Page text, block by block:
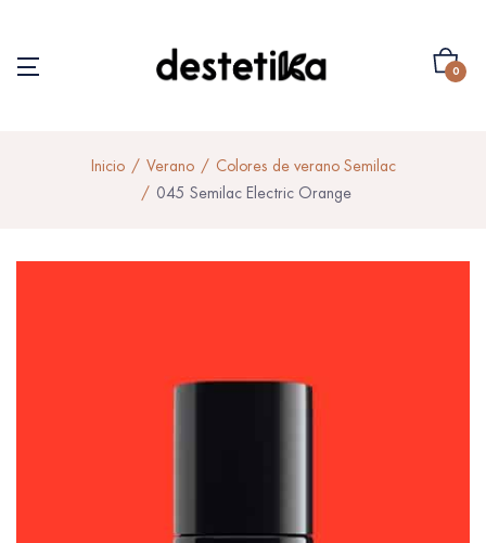
0
Inicio Verano
Colores de verano Semilac
045 Semilac Electric Orange